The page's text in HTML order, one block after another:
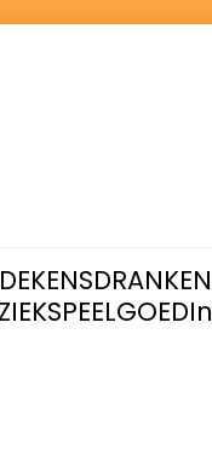
DEKENS
SPEELGOED